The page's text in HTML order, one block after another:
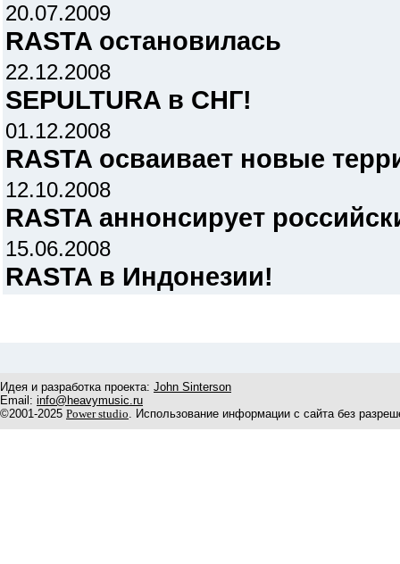
20.07.2009
RASTA остановилась
22.12.2008
SEPULTURA в СНГ!
01.12.2008
RASTA осваивает новые
12.10.2008
RASTA аннонсирует
15.06.2008
RASTA в Индонезии!
Идея и разработка проекта: John Sinterson
Email: info@heavymusic.ru
©2001-2025 Power studio. Использование информации с сайта без